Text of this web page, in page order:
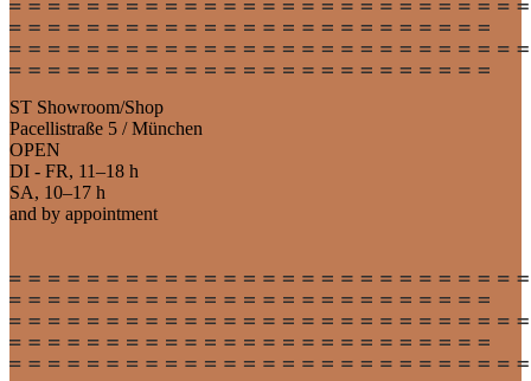
ST Showroom/Shop
Pacellistraße 5 / München
OPEN
DI - FR, 11–18 h
SA, 10–17 h
and by appointment